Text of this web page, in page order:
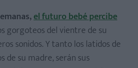
el futuro bebé percibe
gorgoteos del vientre de su
sonidos. Y tanto los latidos de
de su madre, serán sus